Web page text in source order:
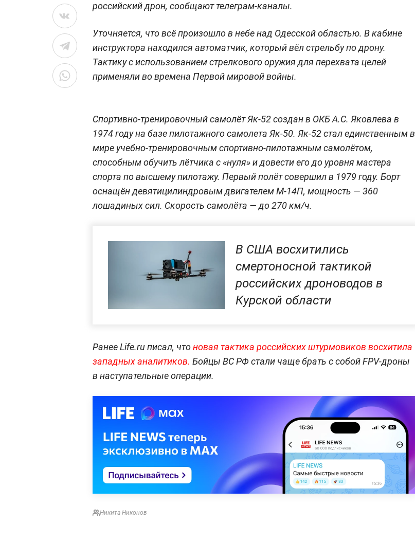
российский дрон, сообщают телеграм-каналы.
Уточняется, что всё произошло в небе над Одесской областью. В кабине
инструктора находился автоматчик, который вёл стрельбу по дрону.
Тактику с использованием стрелкового оружия для перехвата целей
применяли во времена Первой мировой войны.
Спортивно-тренировочный самолёт Як-52 создан в ОКБ А.С. Яковлева в
1974 году на базе пилотажного самолета Як-50. Як-52 стал единственным в
мире учебно-тренировочным спортивно-пилотажным самолётом,
способным обучить лётчика с «нуля» и довести его до уровня мастера
спорта по высшему пилотажу. Первый полёт совершил в 1979 году. Борт
оснащён девятицилиндровым двигателем М-14П, мощность — 360
лошадиных сил. Скорость самолёта — до 270 км/ч.
В США восхитились
смертоносной тактикой
российских дроноводов в
Курской области
Ранее Life.ru писал, чтоновая тактика российских штурмовиков восхитила
западных аналитиков. Бойцы ВС РФ стали чаще брать с собой FPV-дроны
в наступательные операции.
Никита Никонов